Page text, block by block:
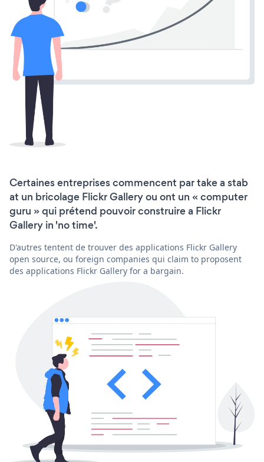
Certaines entreprises commencent par take a stab
at un bricolage Flickr Gallery ou ont un « computer
guru » qui prétend pouvoir construire a Flickr
Gallery in 'no time'.
D'autres tentent de trouver des applications Flickr Gallery
open source, ou foreign companies qui claim to proposent
des applications Flickr Gallery for a bargain.